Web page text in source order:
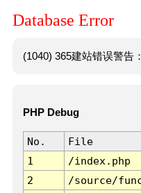
Database Error
(1040) 365建站错误警告
PHP Debug
No. File
1
/index.php
2
/source/